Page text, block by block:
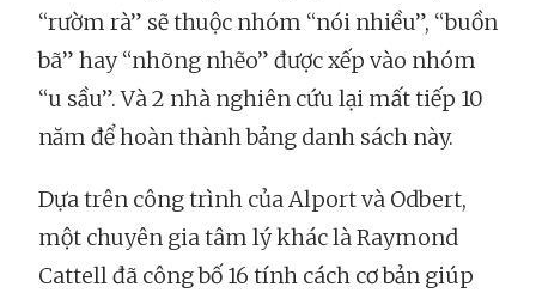
“rườm rà” sẽ thuộc nhóm “nói nhiều”, “buồn
bã” hay “nhõng nhẽo” được xếp vào nhóm
“u sầu”. Và 2 nhà nghiên cứu lại mất tiếp 10
năm để hoàn thành bảng danh sách này.
Dựa trên công trình của Alport và Odbert,
một chuyên gia tâm lý khác là Raymond
Cattell đã công bố 16 tính cách cơ bản giúp